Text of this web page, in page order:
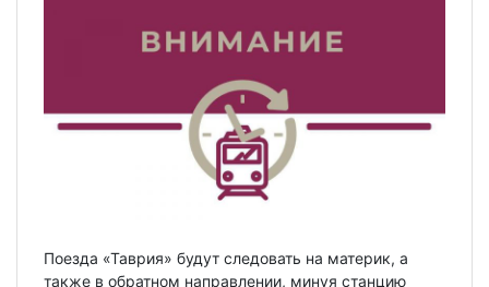
Поезда «Таврия» будут следовать на материк, а
также в обратном направлении, минуя станцию